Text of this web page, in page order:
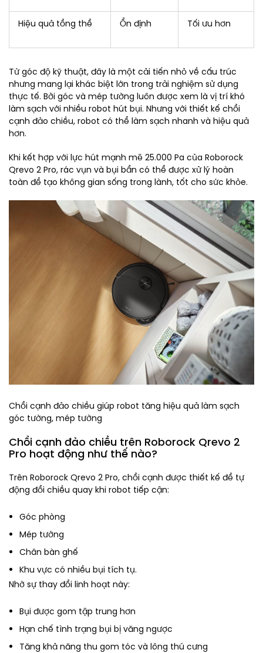
Hiệu quả tổng thể Ổn định Tối ưu hơn
Từ góc độ kỹ thuật, đây là một cải tiến nhỏ về cấu trúc
nhưng mang lại khác biệt lớn trong trải nghiệm sử dụng
thực tế. Bởi góc và mép tường luôn được xem là vị trí khó
làm sạch với nhiều robot hút bụi. Nhưng với thiết kế chổi
cạnh đảo chiều, robot có thể làm sạch nhanh và hiệu quả
hơn.
Khi kết hợp với lực hút mạnh mẽ 25.000 Pa của Roborock
Qrevo 2 Pro, rác vụn và bụi bẩn có thể được xử lý hoàn
toàn để tạo không gian sống trong lành, tốt cho sức khỏe.
Chổi cạnh đảo chiều giúp robot tăng hiệu quả làm sạch
góc tường, mép tường
Chổi cạnh đảo chiều trên Roborock Qrevo 2
Pro hoạt động như thế nào?
Trên Roborock Qrevo 2 Pro, chổi cạnh được thiết kế để tự
động đổi chiều quay khi robot tiếp cận:
Góc phòng
Mép tường
Chân bàn ghế
Khu vực có nhiều bụi tích tụ.
Nhờ sự thay đổi linh hoạt này:
Bụi được gom tập trung hơn
Hạn chế tình trạng bụi bị văng ngược
Tăng khả năng thu gom tóc và lông thú cưng